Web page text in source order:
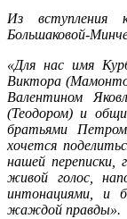
Из вступления
Большаковой-
«Для нас имя
Виктора
Валентином
(Теодором) и
братьями
хочется
нашей
живой голос,
интонациями, и
жаждой правды».